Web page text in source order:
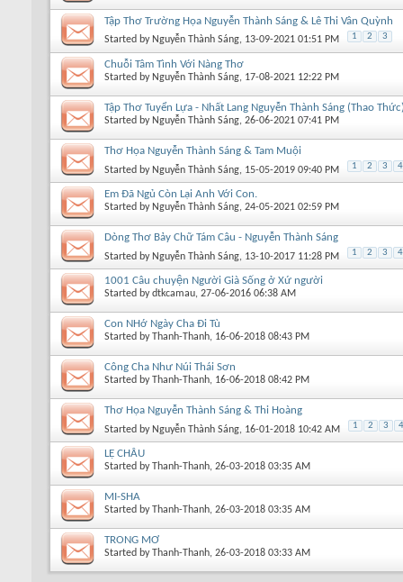
Tập Thơ Trường Họa Nguyễn Thành Sáng & Lê Thi Vân Quỳnh
Started by Nguyễn Thành Sáng, 13-09-2021 01:51 PM 1 2 3
Chuỗi Tâm Tình Với Nàng Thơ
Started by Nguyễn Thành Sáng, 17-08-2021 12:22 PM
Tập Thơ Tuyển Lựa - Nhất Lang Nguyễn Thành Sáng (Thao
Started by Nguyễn Thành Sáng, 26-06-2021 07:41 PM
Thơ Họa Nguyễn Thành Sáng & Tam Muội
Started by Nguyễn Thành Sáng, 15-05-2019 09:40 PM 1 2 3 4
Em Đã Ngủ Còn Lại Anh Với Con.
Started by Nguyễn Thành Sáng, 24-05-2021 02:59 PM
Dòng Thơ Bảy Chữ Tám Câu - Nguyễn Thành Sáng
Started by Nguyễn Thành Sáng, 13-10-2017 11:28 PM 1 2 3 4
1001 Câu chuyện Người Già Sống ở Xứ người
Started bydtkcamau, 27-06-2016 06:38 AM
Con NHớ Ngày Cha Đi Tù
Started byThanh-Thanh, 16-06-2018 08:43 PM
Công Cha Như Núi Thái Sơn
Started byThanh-Thanh, 16-06-2018 08:42 PM
Thơ Họa Nguyễn Thành Sáng & Thi Hoàng
Started by Nguyễn Thành Sáng, 16-01-2018 10:42 AM 1 2 3 4
LỆ CHÂU
Started byThanh-Thanh, 26-03-2018 03:35 AM
MI-SHA
Started byThanh-Thanh, 26-03-2018 03:35 AM
TRONG MƠ
Started byThanh-Thanh, 26-03-2018 03:33 AM